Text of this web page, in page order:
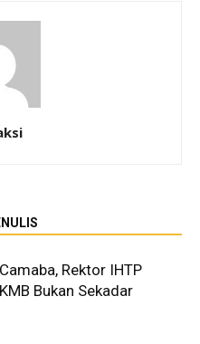
Rektor IHTP
Bukan Sekadar